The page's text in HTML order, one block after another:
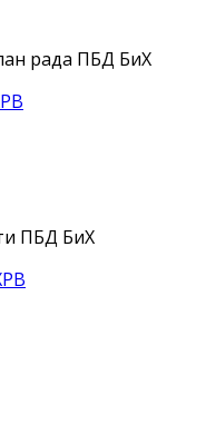
рада ПБД БиХ
ПБД БиХ